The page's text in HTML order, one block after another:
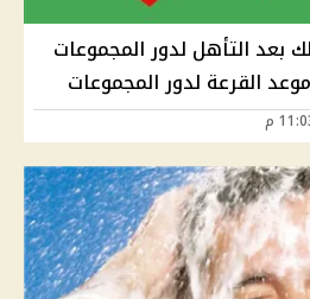
بعد التأهل لدور المجموعات
القرعة لدور المجموعات